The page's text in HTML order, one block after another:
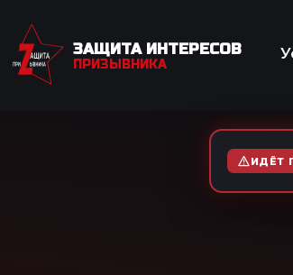
ПРИЗЫВНИКА
ИДЁТ